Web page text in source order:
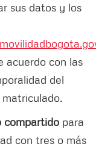
sus datos y los
acuerdo con las
del
compartido para
con tres o más